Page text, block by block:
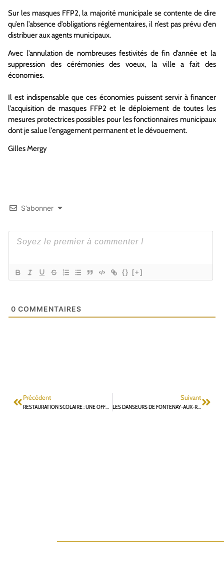
Sur les masques FFP2, la majorité municipale se contente de dire
qu’en l’absence d’obligations réglementaires, il n’est pas prévu d’en
distribuer aux agents municipaux.
Avec l’annulation de nombreuses festivités de fin d’année et la
suppression des cérémonies des voeux, la ville a fait des
économies.
Il est indispensable que ces économies puissent servir à financer
l’acquisition de masques FFP2 et le déploiement de toutes les
mesures protectrices possibles pour les fonctionnaires municipaux
dont je salue l’engagement permanent et le dévouement.
Gilles Mergy
S’abonner
{} [+]
0 COMMENTAIRES
Précédent
RESTAURATION SCOLAIRE : UNE OFFRE DÉGRADÉE DEPUIS DÉCEMBRE DERNIER
Suivant
LES DANSEURS DE FONTENAY-AUX-ROSES ONT FROID ET LA VILLE EST AUX ABONNÉS ABSENTS